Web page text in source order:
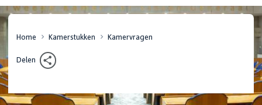
Home Kamerstukken Kamervragen
Delen